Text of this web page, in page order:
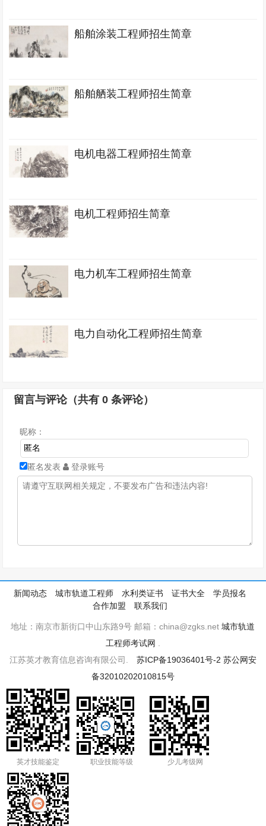
船舶涂装工程师招生简章
船舶舾装工程师招生简章
电机电器工程师招生简章
电机工程师招生简章
电力机车工程师招生简章
电力自动化工程师招生简章
留言与评论（共有0 条评论）
昵称：
匿名发表 登录账号
新闻动态 城市轨道工程师 水利类证书 证书大全
学员报名
合作加盟
联系我们
地址：南京市新街口中山东路9号 邮箱：china@zgks.net城市轨道
工程师考试网
江苏英才教育信息咨询有限公司. 苏ICP备19036401号-2 苏公网安
备32010202010815号
英才技能鉴定 职业技能等级 少儿考级网